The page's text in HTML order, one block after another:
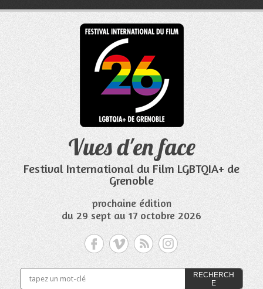
Vues d'en face
Festival International du Film LGBTQIA+ de
Grenoble
prochaine édition
du 29 sept au 17 octobre 2026
RECHERCH
E